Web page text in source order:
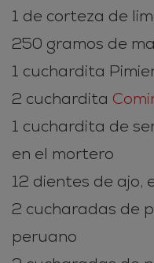
1 de corteza de
250 gramos de
1 cuchardita
2 cuchardita
1 cuchardita de
en el mortero
12 dientes de ajo,
2 cucharadas de
peruano